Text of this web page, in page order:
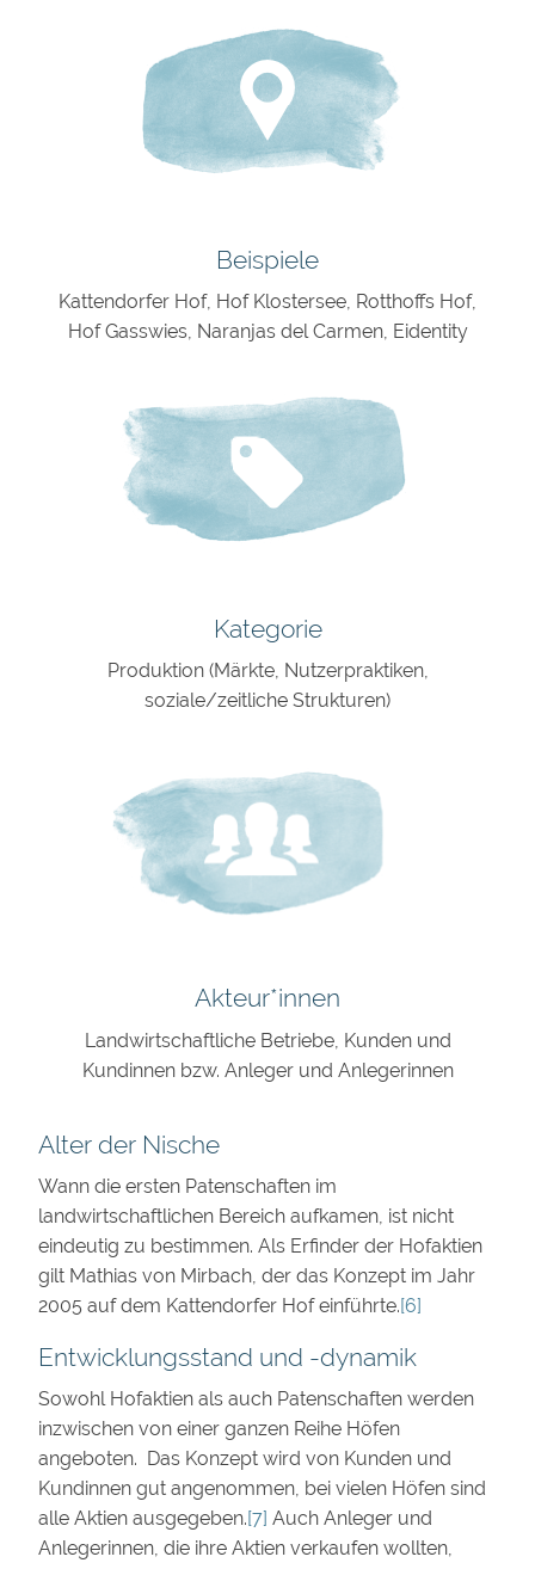
Beispiele
Kattendorfer Hof, Hof Klostersee, Rotthoffs Hof,
Hof Gasswies, Naranjas del Carmen, Eidentity
Kategorie
Produktion (Märkte, Nutzerpraktiken,
soziale/zeitliche Strukturen)
Akteur*innen
Landwirtschaftliche Betriebe, Kunden und
Kundinnen bzw. Anleger und Anlegerinnen
Alter der Nische
Wann die ersten Patenschaften im
landwirtschaftlichen Bereich aufkamen, ist nicht
eindeutig zu bestimmen. Als Erfinder der Hofaktien
gilt Mathias von Mirbach, der das Konzept im Jahr
2005 auf dem Kattendorfer Hof einführte.[6]
Entwicklungsstand und -dynamik
Sowohl Hofaktien als auch Patenschaften werden
inzwischen von einer ganzen Reihe Höfen
angeboten. Das Konzept wird von Kunden und
Kundinnen gut angenommen, bei vielen Höfen sind
alle Aktien ausgegeben.[7] Auch Anleger und
Anlegerinnen, die ihre Aktien verkaufen wollten,